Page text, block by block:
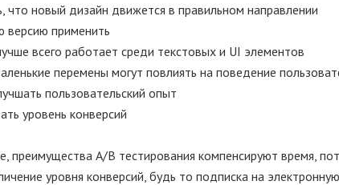
что новый дизайн движется в правильном направлении
версию применить
всего работает среди текстовых и UI элементов
перемены могут повлиять на поведение
пользовательский опыт
уровень конверсий
преимущества A/B тестирования компенсируют время,
уровня конверсий, будь то подписка на